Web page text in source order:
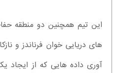
این تیم همچنین دو منطقه
های دریایی خوان فرناندز و
آوری داده هایی که از